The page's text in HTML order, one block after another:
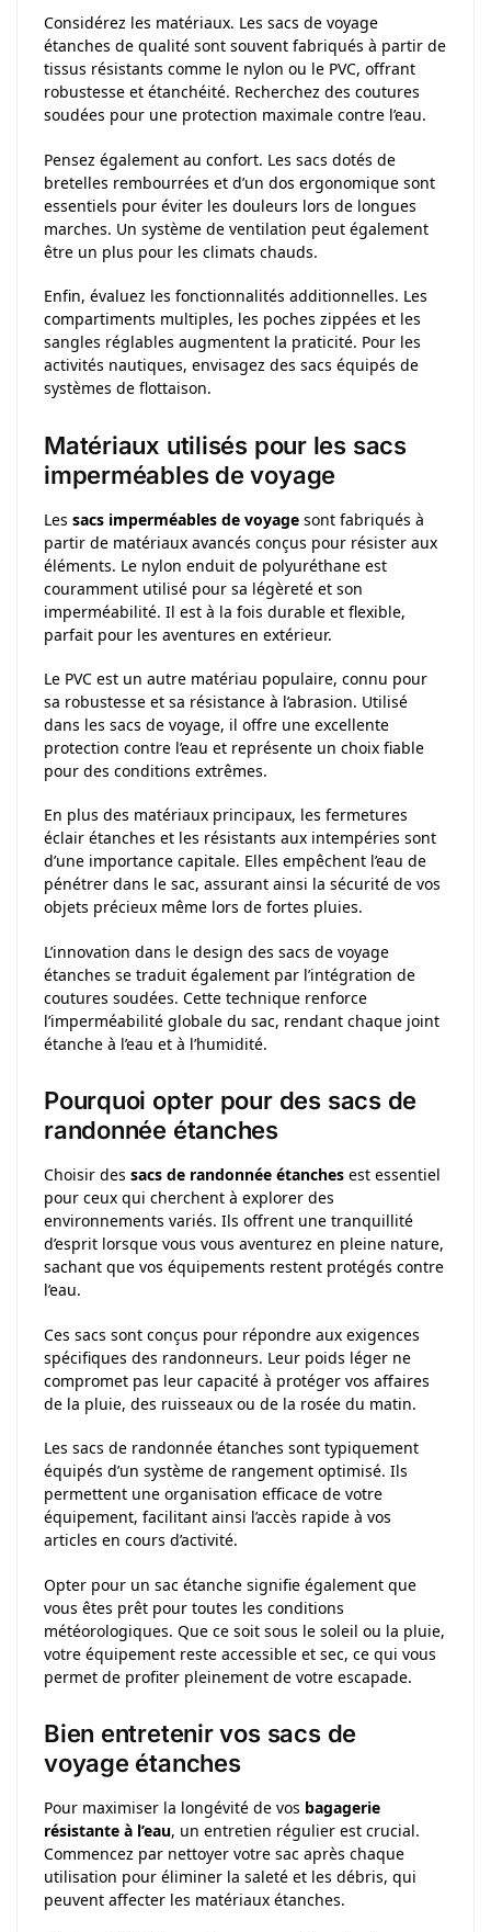
Considérez les matériaux. Les sacs de voyage
étanches de qualité sont souvent fabriqués à partir de
tissus résistants comme le nylon ou le PVC, offrant
robustesse et étanchéité. Recherchez des coutures
soudées pour une protection maximale contre l’eau.
Pensez également au confort. Les sacs dotés de
bretelles rembourrées et d’un dos ergonomique sont
essentiels pour éviter les douleurs lors de longues
marches. Un système de ventilation peut également
être un plus pour les climats chauds.
Enfin, évaluez les fonctionnalités additionnelles. Les
compartiments multiples, les poches zippées et les
sangles réglables augmentent la praticité. Pour les
activités nautiques, envisagez des sacs équipés de
systèmes de flottaison.
Matériaux utilisés pour les sacs
imperméables de voyage
Les sacs imperméables de voyage sont fabriqués à
partir de matériaux avancés conçus pour résister aux
éléments. Le nylon enduit de polyuréthane est
couramment utilisé pour sa légèreté et son
imperméabilité. Il est à la fois durable et flexible,
parfait pour les aventures en extérieur.
Le PVC est un autre matériau populaire, connu pour
sa robustesse et sa résistance à l’abrasion. Utilisé
dans les sacs de voyage, il offre une excellente
protection contre l’eau et représente un choix fiable
pour des conditions extrêmes.
En plus des matériaux principaux, les fermetures
éclair étanches et les résistants aux intempéries sont
d’une importance capitale. Elles empêchent l’eau de
pénétrer dans le sac, assurant ainsi la sécurité de vos
objets précieux même lors de fortes pluies.
L’innovation dans le design des sacs de voyage
étanches se traduit également par l’intégration de
coutures soudées. Cette technique renforce
l’imperméabilité globale du sac, rendant chaque joint
étanche à l’eau et à l’humidité.
Pourquoi opter pour des sacs de
randonnée étanches
Choisir des sacs de randonnée étanches est essentiel
pour ceux qui cherchent à explorer des
environnements variés. Ils offrent une tranquillité
d’esprit lorsque vous vous aventurez en pleine nature,
sachant que vos équipements restent protégés contre
l’eau.
Ces sacs sont conçus pour répondre aux exigences
spécifiques des randonneurs. Leur poids léger ne
compromet pas leur capacité à protéger vos affaires
de la pluie, des ruisseaux ou de la rosée du matin.
Les sacs de randonnée étanches sont typiquement
équipés d’un système de rangement optimisé. Ils
permettent une organisation efficace de votre
équipement, facilitant ainsi l’accès rapide à vos
articles en cours d’activité.
Opter pour un sac étanche signifie également que
vous êtes prêt pour toutes les conditions
météorologiques. Que ce soit sous le soleil ou la pluie,
votre équipement reste accessible et sec, ce qui vous
permet de profiter pleinement de votre escapade.
Bien entretenir vos sacs de
voyage étanches
Pour maximiser la longévité de vos bagagerie
résistante à l’eau, un entretien régulier est crucial.
Commencez par nettoyer votre sac après chaque
utilisation pour éliminer la saleté et les débris, qui
peuvent affecter les matériaux étanches.